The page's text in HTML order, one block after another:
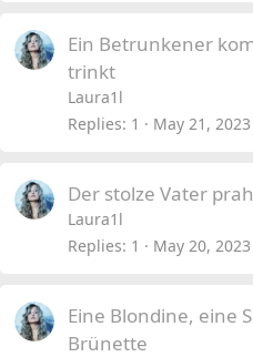
Ein Betrunkener
trinkt
Laura1l
Replies 1 May 21, 2023
Der stolze Vater
Laura1l
Replies 1 May 20, 2023
Eine Blondine, eine
Brünette